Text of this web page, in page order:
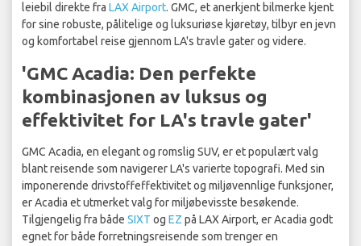
leiebil direkte fra LAX Airport. GMC, et anerkjent bilmerke kjent
for sine robuste, pålitelige og luksuriøse kjøretøy, tilbyr en jevn
og komfortabel reise gjennom LA's travle gater og videre.
'GMC Acadia: Den perfekte
kombinasjonen av luksus og
effektivitet for LA's travle gater'
GMC Acadia, en elegant og romslig SUV, er et populært valg
blant reisende som navigerer LA's varierte topografi. Med sin
imponerende drivstoffeffektivitet og miljøvennlige funksjoner,
er Acadia et utmerket valg for miljøbevisste besøkende.
Tilgjengelig fra både SIXT og EZ på LAX Airport, er Acadia godt
egnet for både forretningsreisende som trenger en